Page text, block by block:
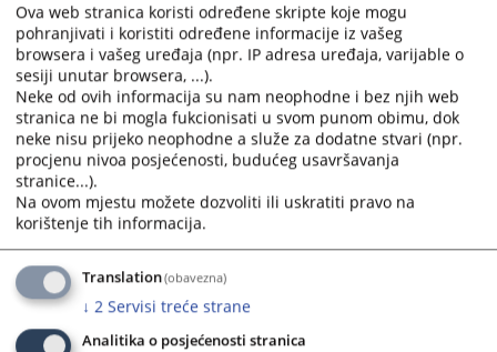
spadaju u djelokrug rada zemljišnoknjižne kancelarije.
1482PREGLEDA
Ova web stranica koristi određene skripte koje mogu
pohranjivati i koristiti određene informacije iz vašeg
browsera i vašeg uređaja (npr. IP adresa uređaja, varijable o
sesiji unutar browsera, ...).
Neke od ovih informacija su nam neophodne i bez njih web
stranica ne bi mogla fukcionisati u svom punom obimu, dok
neke nisu prijeko neophodne a služe za dodatne stvari (npr.
procjenu nivoa posjećenosti, budućeg usavršavanja
stranice...).
Na ovom mjestu možete dozvoliti ili uskratiti pravo na
korištenje tih informacija.
Translation(obavezna)
↓ 2 Servisi treće strane
Analitika o posjećenosti stranica